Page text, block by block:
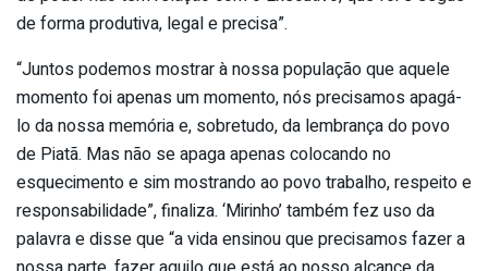
de forma produtiva, legal e precisa”.
“Juntos podemos mostrar à nossa população que aquele
momento foi apenas um momento, nós precisamos apagá-
lo da nossa memória e, sobretudo, da lembrança do povo
de Piatã. Mas não se apaga apenas colocando no
esquecimento e sim mostrando ao povo trabalho, respeito e
responsabilidade”, finaliza. ‘Mirinho’ também fez uso da
palavra e disse que “a vida ensinou que precisamos fazer a